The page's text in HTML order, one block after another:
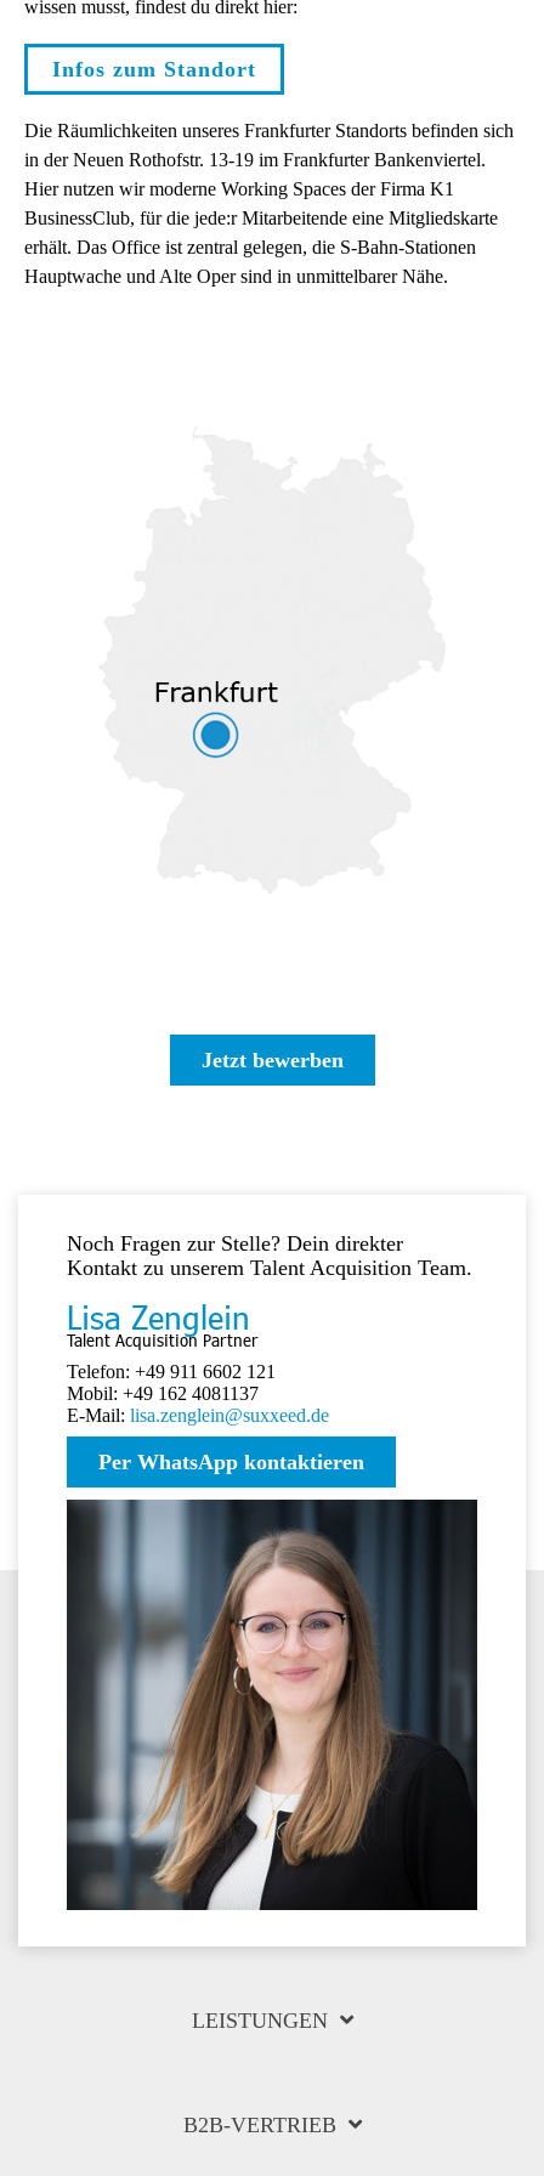
wissen musst, findest du direkt hier:
Infos zum Standort
Die Räumlichkeiten unseres Frankfurter Standorts befinden sich
in derNeuen Rothofstr. 13-19 im Frankfurter Bankenviertel.
Hier nutzen wir moderne Working Spaces der Firma K1
BusinessClub, für die jede:r Mitarbeitende eine Mitgliedskarte
erhält. Das Office ist zentral gelegen, die S-Bahn-Stationen
Hauptwache und Alte Oper sind in unmittelbarer Nähe.
Jetzt bewerben
Noch Fragen zur Stelle? Dein direkter
Kontakt zu unserem Talent Acquisition Team.
Lisa Zenglein
Talent Acquisition Partner
Telefon: +49 911 6602 121
Mobil: +49 162 4081137
E-Mail: lisa.zenglein@suxxeed.de
Per WhatsApp kontaktieren
LEISTUNGEN
B2B-VERTRIEB